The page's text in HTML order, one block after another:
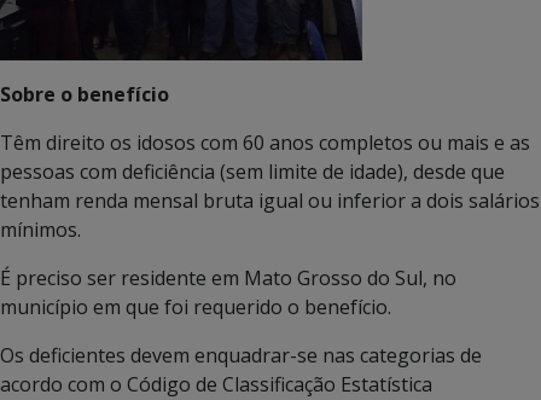
Sobre o benefício
Têm direito os idosos com 60 anos completos ou mais e as
pessoas com deficiência (sem limite de idade), desde que
tenham renda mensal bruta igual ou inferior a dois salários
mínimos.
É preciso ser residente em Mato Grosso do Sul, no
município em que foi requerido o benefício.
Os deficientes devem enquadrar-se nas categorias de
acordo com o Código de Classificação Estatística